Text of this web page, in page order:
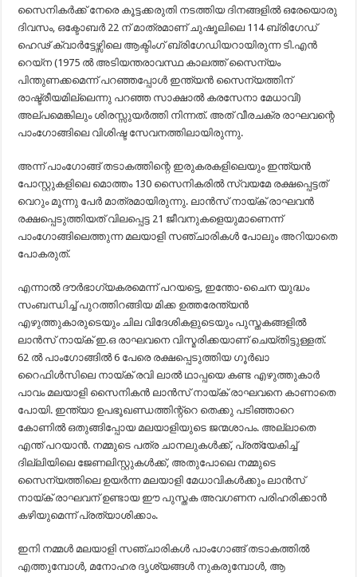
സൈനികർക്ക് നേരെ കൂട്ടക്കരുതി നടത്തിയ ദിനങ്ങളിൽ ഒരേയൊരു
ദിവസം, ഒക്ടോബർ 22 ന് മാത്രമാണ് ചുഷൂലിലെ 114 ബ്രിഗേഡ്
ഹെഢ് ക്വാർട്ടേഴ്സിലെ ആക്ടിംഗ് ബ്രിഗേഡിയറായിരുന്ന ടി.എൻ
റെയ്ന (1975 ൽ അടിയന്തരാവസ്ഥ കാലത്ത് സൈന്യം
പിന്തുണക്കമെന്ന് പറഞ്ഞപ്പോൾ ഇന്ത്യൻ സൈന്യത്തിന്
രാഷ്ട്രീയമില്ലെന്നു പറഞ്ഞ സാക്ഷാൽ കരസേനാ മേധാവി)
അല്പമെങ്കിലും ശിരസ്സുയർത്തി നിന്നത്. അത് വീരചക്ര രാഘവന്റെ
പാംഗോങ്ങിലെ വിശിഷ്ട സേവനത്തിലായിരുന്നു.
അന്ന് പാംഗോങ്ങ് തടാകത്തിന്റെ ഇരുകരകളിലെയും ഇന്ത്യൻ
പോസ്റ്റുകളിലെ മൊത്തം 130 സൈനികരിൽ സ്വയമേ രക്ഷപ്പെട്ടത്
വെറും മൂന്നു പേർ മാത്രമായിരുന്നു. ലാൻസ് നായ്ക് രാഘവൻ
രക്ഷപ്പെടുത്തിയത് വിലപ്പെട്ട 21 ജീവനുകളെയുമാണെന്ന്
പാംഗോങ്ങിലെത്തുന്ന മലയാളി സഞ്ചാരികൾ പോലും അറിയാതെ
പോകരുത്.
എന്നാൽ ദൗർഭാഗ്യകരമെന്ന് പറയട്ടെ, ഇന്തോ-ചൈന യുദ്ധം
സംബന്ധിച്ച് പുറത്തിറങ്ങിയ മിക്ക ഉത്തരേന്ത്യൻ
എഴുത്തുകാരുടെയും ചില വിദേശികളുടെയും പുസ്തകങ്ങളിൽ
ലാൻസ് നായ്ക് ഇ.ഒ രാഘവനെ വിസ്മരിക്കയാണ് ചെയ്തിട്ടുള്ളത്.
62 ൽ പാംഗോങ്ങിൽ 6 പേരെ രക്ഷപ്പെടുത്തിയ ഗൂർഖാ
റൈഫിൾസിലെ നായ്ക് രവി ലാൽ ഥാപ്പയെ കണ്ട എഴുത്തുകാർ
പാവം മലയാളി സൈനികൻ ലാൻസ് നായ്ക് രാഘവനെ കാണാതെ
പോയി. ഇന്ത്യാ ഉപഭൂഖണ്ഡത്തിന്റ്റെ തെക്കു പടിഞ്ഞാറെ
കോണിൽ ഒതുങ്ങിപ്പോയ മലയാളിയുടെ ജന്മശാപം. അല്ലാതെ
എന്ത് പറയാൻ. നമ്മുടെ പത്ര ചാനലുകൾക്ക്, പ്രത്യേകിച്ച്
ദില്ലിയിലെ ജേണലിസ്റ്റുകൾക്ക്, അതുപോലെ നമ്മുടെ
സൈന്യത്തിലെ ഉയർന്ന മലയാളി മേധാവികൾക്കും ലാൻസ്
നായ്ക് രാഘവന് ഉണ്ടായ ഈ പുസ്തക അവഗണന പരിഹരിക്കാൻ
കഴിയുമെന്ന് പ്രത്യാശിക്കാം.
ഇനി നമ്മൾ മലയാളി സഞ്ചാരികൾ പാംഗോങ്ങ് തടാകത്തിൽ
എത്തുമ്പോൾ, മനോഹര ദൃശ്യങ്ങൾ നുകരുമ്പോൾ, ആ